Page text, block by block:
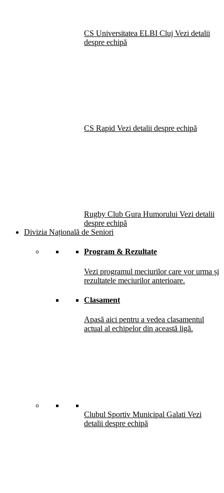
CS Universitatea ELBI Cluj Vezi detalii
despre echipă
CS Rapid Vezi detalii despre echipă
Rugby Club Gura Humorului Vezi detalii
despre echipă
Divizia Națională de Seniori
Program & Rezultate
Vezi programul meciurilor care vor urma și
rezultatele meciurilor anterioare.
Clasament
Apasă aici pentru a vedea clasamentul
actual al echipelor din această ligă.
Clubul Sportiv Municipal Galati Vezi
detalii despre echipă